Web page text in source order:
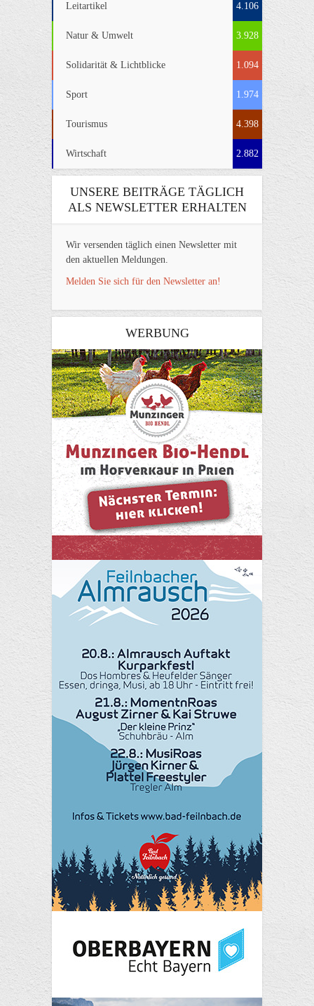
Leitartikel 4.106
Natur & Umwelt 3.928
Solidarität & Lichtblicke 1.094
Sport 1.974
Tourismus 4.398
Wirtschaft 2.882
UNSERE BEITRÄGE TÄGLICH
ALS NEWSLETTER ERHALTEN
Wir versenden täglich einen Newsletter mit
den aktuellen Meldungen.
Melden Sie sich für den Newsletter an!
WERBUNG